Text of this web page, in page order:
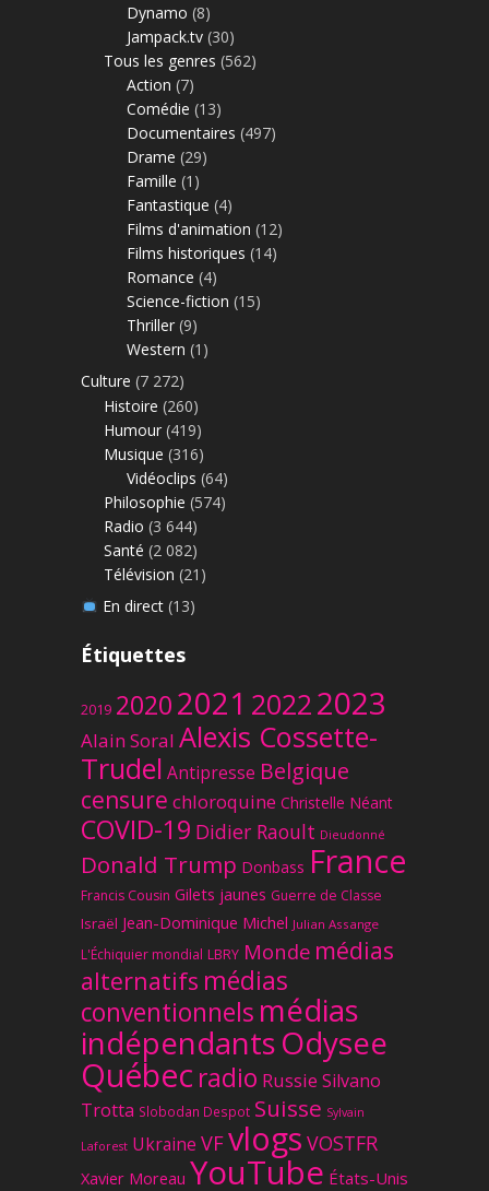
Dynamo (8)
Jampack.tv (30)
Tous les genres (562)
Action (7)
Comédie (13)
Documentaires (497)
Drame (29)
Famille (1)
Fantastique (4)
Films d'animation (12)
Films historiques (14)
Romance (4)
Science-fiction (15)
Thriller (9)
Western (1)
Culture (7 272)
Histoire (260)
Humour (419)
Musique (316)
Vidéoclips (64)
Philosophie (574)
Radio (3 644)
Santé (2 082)
Télévision (21)
En direct(13)
Étiquettes
2019 20202021 20222023
Alain Soral Alexis Cossette-
Trudel Antipresse Belgique
censure chloroquine Christelle Néant
COVID-19 Didier Raoult Dieudonné
Donald Trump Donbass France
Francis Cousin Gilets jaunes Guerre de Classe
Israël Jean-Dominique Michel Julian Assange
L'Échiquier mondial LBRY Monde médias
alternatifs médias
conventionnels médias
indépendantsOdysee
Québec radio Russie Silvano
Trotta Slobodan Despot Suisse Sylvain
Laforest Ukraine VFvlogs VOSTFR
Xavier Moreau YouTube États-Unis